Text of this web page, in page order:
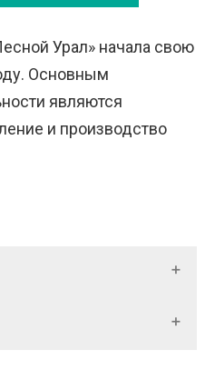
Урал» начала свою
Основным
являются
и производство